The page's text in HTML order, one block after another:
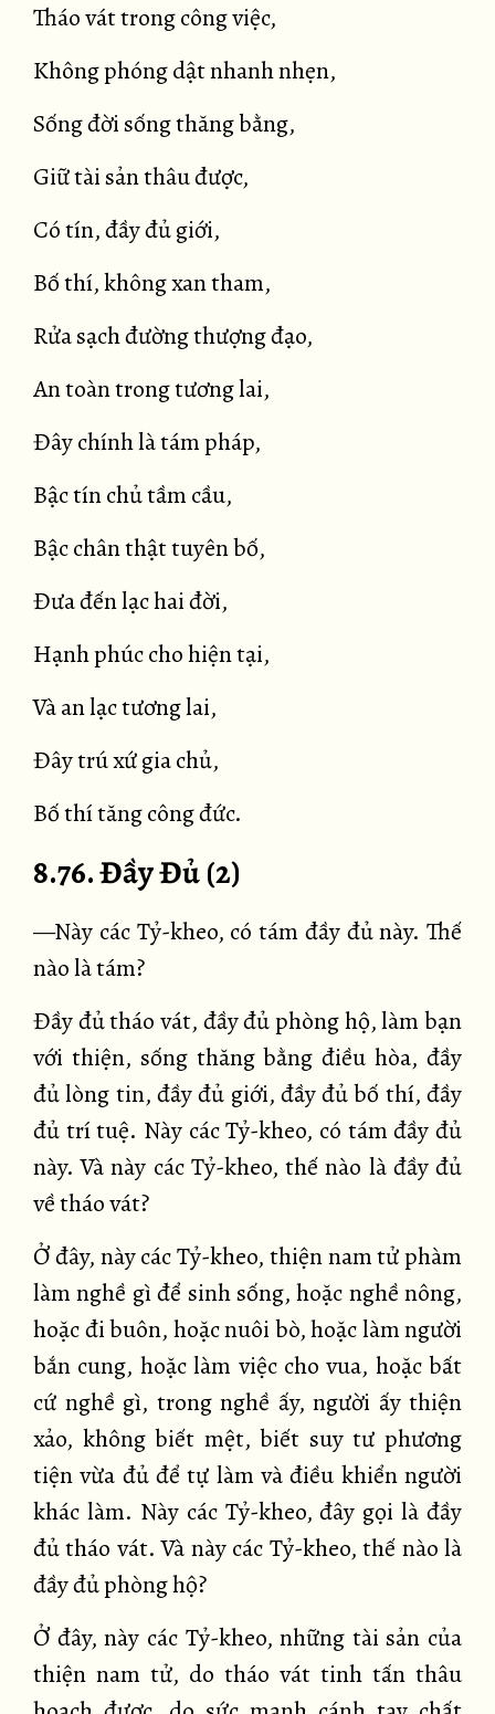
Tháo vát trong công việc,
Không phóng dật nhanh nhẹn,
Sống đời sống thăng bằng,
Giữ tài sản thâu được,
Có tín, đầy đủ giới,
Bố thí, không xan tham,
Rửa sạch đường thượng đạo,
An toàn trong tương lai,
Đây chính là tám pháp,
Bậc tín chủ tầm cầu,
Bậc chân thật tuyên bố,
Đưa đến lạc hai đời,
Hạnh phúc cho hiện tại,
Và an lạc tương lai,
Đây trú xứ gia chủ,
Bố thí tăng công đức.
8.76. Đầy Đủ (2)
—Này các Tỷ-kheo, có tám đầy đủ này. Thế
nào là tám?
Đầy đủ tháo vát, đầy đủ phòng hộ, làm bạn
với thiện, sống thăng bằng điều hòa, đầy
đủ lòng tin, đầy đủ giới, đầy đủ bố thí, đầy
đủ trí tuệ. Này các Tỷ-kheo, có tám đầy đủ
này. Và này các Tỷ-kheo, thế nào là đầy đủ
về tháo vát?
Ở đây, này các Tỷ-kheo, thiện nam tử phàm
làm nghề gì để sinh sống, hoặc nghề nông,
hoặc đi buôn, hoặc nuôi bò, hoặc làm người
bắn cung, hoặc làm việc cho vua, hoặc bất
cứ nghề gì, trong nghề ấy, người ấy thiện
xảo, không biết mệt, biết suy tư phương
tiện vừa đủ để tự làm và điều khiển người
khác làm. Này các Tỷ-kheo, đây gọi là đầy
đủ tháo vát. Và này các Tỷ-kheo, thế nào là
đầy đủ phòng hộ?
Ở đây, này các Tỷ-kheo, những tài sản của
thiện nam tử, do tháo vát tinh tấn thâu